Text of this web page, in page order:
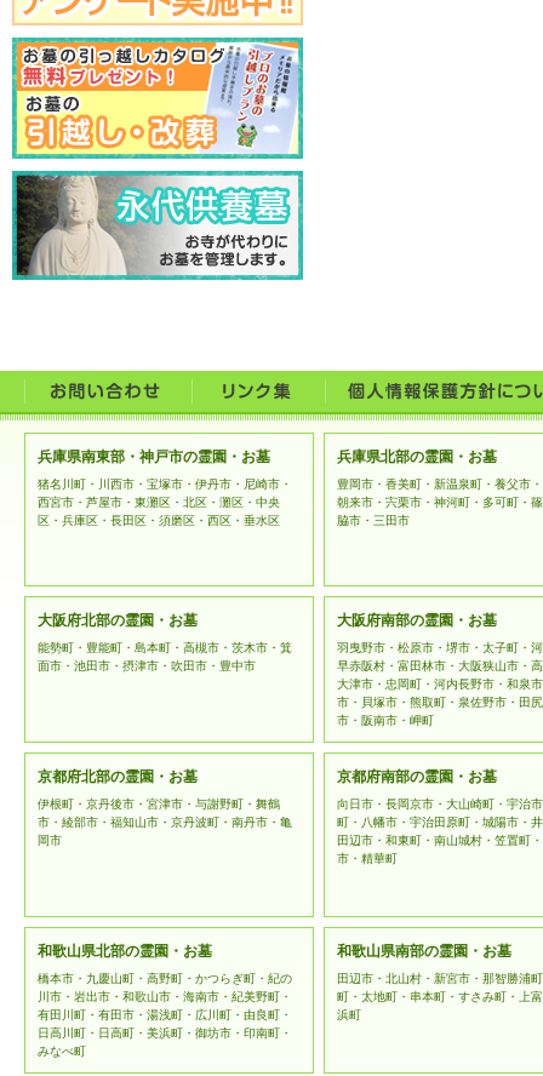
兵庫県南東部・神戸市の霊園・お墓
猪名川町・川西市・宝塚市・伊丹市・尼崎市・
西宮市・芦屋市・東灘区・北区・灘区・中央
区・兵庫区・長田区・須磨区・西区・垂水区
兵庫県北部の霊園・お墓
豊岡市・香美町・新温泉町・養父市
朝来市・宍栗市・神河町・多可町・
脇市・三田市
大阪府北部の霊園・お墓
能勢町・豊能町・島本町・高槻市・茨木市・箕
面市・池田市・摂津市・吹田市・豊中市
大阪府南部の霊園・お墓
羽曳野市・松原市・堺市・太子町・
早赤阪村・富田林市・大阪狭山市・
大津市・忠岡町・河内長野市・和泉
市・貝塚市・熊取町・泉佐野市・田
市・阪南市・岬町
京都府北部の霊園・お墓
伊根町・京丹後市・宮津市・与謝野町・舞鶴
市・綾部市・福知山市・京丹波町・南丹市・亀
岡市
京都府南部の霊園・お墓
向日市・長岡京市・大山崎町・宇治
町・八幡市・宇治田原町・城陽市・
田辺市・和東町・南山城村・笠置町
市・精華町
和歌山県北部の霊園・お墓
橋本市・九慶山町・高野町・かつらぎ町・紀の
川市・岩出市・和歌山市・海南市・紀美野町・
有田川町・有田市・湯浅町・広川町・由良町・
日高川町・日高町・美浜町・御坊市・印南町・
みなべ町
和歌山県南部の霊園・お墓
田辺市・北山村・新宮市・那智勝浦
町・太地町・串本町・すさみ町・上
浜町